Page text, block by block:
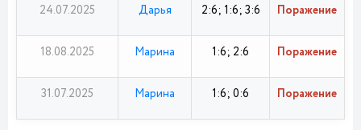
24.07.2025 Дарья 2:6; 1:6; 3:6 Поражение
18.08.2025 Марина 1:6; 2:6 Поражение
31.07.2025 Марина 1:6; 0:6 Поражение